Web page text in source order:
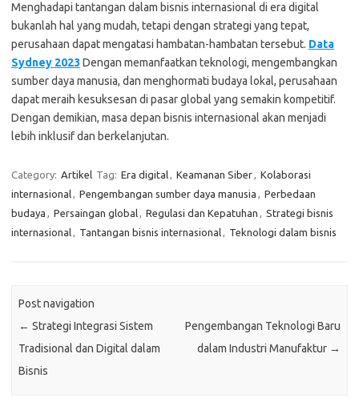
Menghadapi tantangan dalam bisnis internasional di era digital
bukanlah hal yang mudah, tetapi dengan strategi yang tepat,
perusahaan dapat mengatasi hambatan-hambatan tersebut. Data
Sydney 2023 Dengan memanfaatkan teknologi, mengembangkan
sumber daya manusia, dan menghormati budaya lokal, perusahaan
dapat meraih kesuksesan di pasar global yang semakin kompetitif.
Dengan demikian, masa depan bisnis internasional akan menjadi
lebih inklusif dan berkelanjutan.
Category: Artikel Tag: Era digital, Keamanan Siber, Kolaborasi
internasional, Pengembangan sumber daya manusia , Perbedaan
budaya , Persaingan global, Regulasi dan Kepatuhan , Strategi bisnis
internasional, Tantangan bisnis internasional, Teknologi dalam bisnis
Post navigation
← Strategi Integrasi Sistem
Tradisional dan Digital dalam
Bisnis
Pengembangan Teknologi Baru
dalam Industri Manufaktur →